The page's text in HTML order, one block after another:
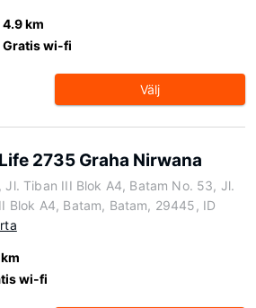
4.9 km
Gratis wi-fi
Välj
2735 Graha Nirwana
Jl. Tiban III Blok A4, Batam No. 53, Jl.
Blok A4, Batam, Batam, 29445, ID
wi-fi